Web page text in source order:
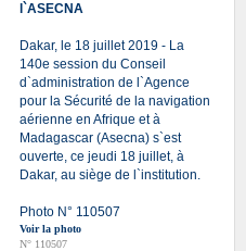
l`ASECNA
Dakar, le 18 juillet 2019 - La
140e session du Conseil
d`administration de l`Agence
pour la Sécurité de la navigation
aérienne en Afrique et à
Madagascar (Asecna) s`est
ouverte, ce jeudi 18 juillet, à
Dakar, au siège de l`institution.
Photo N° 110507
Voir la photo
N° 110507